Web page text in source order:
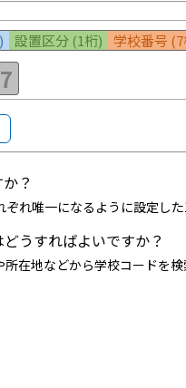
設置区分 (1桁) 学校番号
7
？
れ唯一になるように設定し
うすればよいですか？
所在地などから学校コードを